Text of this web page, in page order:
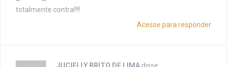
totalmente contra!!!!
Acesse para responder